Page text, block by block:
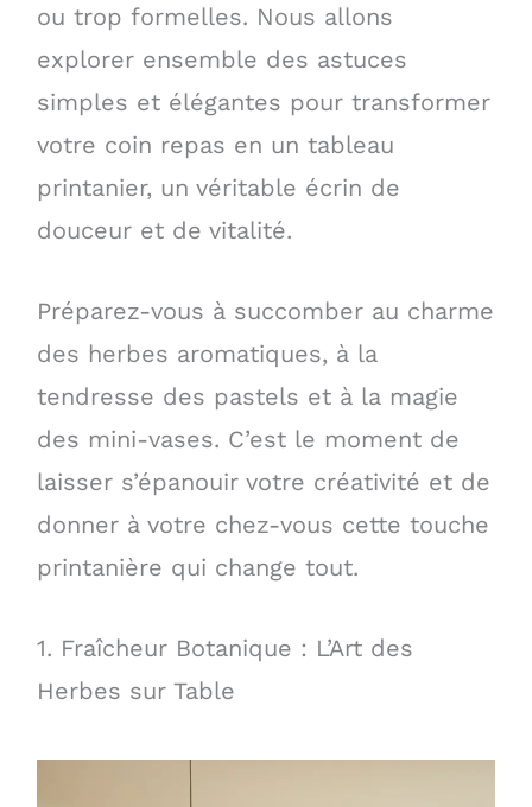
ou trop formelles. Nous allons
explorer ensemble des astuces
simples et élégantes pour transformer
votre coin repas en un tableau
printanier, un véritable écrin de
douceur et de vitalité.
Préparez-vous à succomber au charme
des herbes aromatiques, à la
tendresse des pastels et à la magie
des mini-vases. C’est le moment de
laisser s’épanouir votre créativité et de
donner à votre chez-vous cette touche
printanière qui change tout.
1. Fraîcheur Botanique : L’Art des
Herbes sur Table